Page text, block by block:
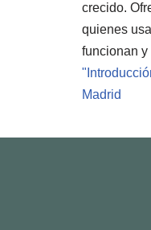
crecido.
quienes
funcionan
"
Madrid